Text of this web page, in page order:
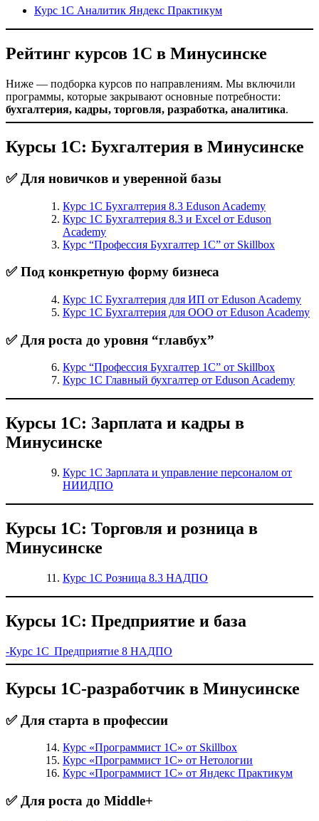
Курс 1С Аналитик Яндекс Практикум
Рейтинг курсов 1С в Минусинске
Ниже — подборка курсов по направлениям. Мы включили
программы, которые закрывают основные потребности:
бухгалтерия, кадры, торговля, разработка, аналитика.
Курсы 1С: Бухгалтерия в Минусинске
✅ Для новичков и уверенной базы
Курс 1С Бухгалтерия 8.3 Eduson Academy
Курс 1С Бухгалтерия 8.3 и Excel от Eduson
Academy
Курс “Профессия Бухгалтер 1С” от Skillbox
✅ Под конкретную форму бизнеса
Курс 1С Бухгалтерия для ИП от Eduson Academy
Курс 1С Бухгалтерия для ООО от Eduson Academy
✅ Для роста до уровня “главбух”
Курс “Профессия Бухгалтер 1С” от Skillbox
Курс 1С Главный бухгалтер от Eduson Academy
Курсы 1С: Зарплата и кадры в
Минусинске
Курс 1С Зарплата и управление персоналом от
НИИДПО
Курсы 1С: Торговля и розница в
Минусинске
Курс 1С Розница 8.3 НАДПО
Курсы 1С: Предприятие и база
-Курс 1С Предприятие 8 НАДПО
Курсы 1С-разработчик в Минусинске
✅ Для старта в профессии
Курс «Программист 1С» от Skillbox
Курс «Программист 1С» от Нетологии
Курс «Программист 1С» от Яндекс Практикум
✅ Для роста до Middle+